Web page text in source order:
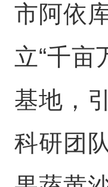
市阿依
立“千亩
基地，
科研团